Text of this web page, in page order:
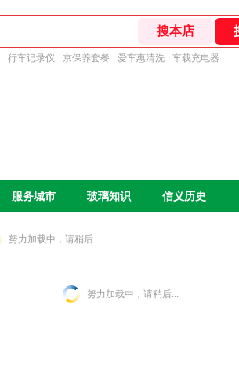
行车记录仪 京保养套餐 爱车惠清洗 车载充电器
服务城市 玻璃知识 信义历史
努力加载中，请稍后...
努力加载中，请稍后...